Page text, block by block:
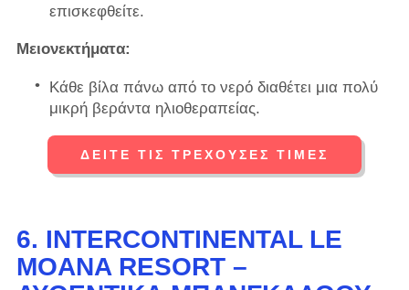
επισκεφθείτε.
Μειονεκτήματα:
Κάθε βίλα πάνω από το νερό διαθέτει μια πολύ
μικρή βεράντα ηλιοθεραπείας.
ΔΕΊΤΕ ΤΙΣ ΤΡΈΧΟΥΣΕΣ ΤΙΜΈΣ
6. INTERCONTINENTAL LE
MOANA RESORT –